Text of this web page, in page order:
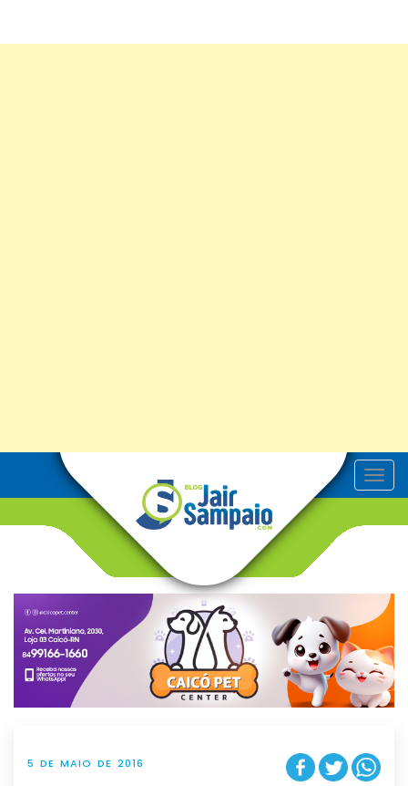
T
o
v
g
t
i
o
n
5 DE MAIO DE 2016